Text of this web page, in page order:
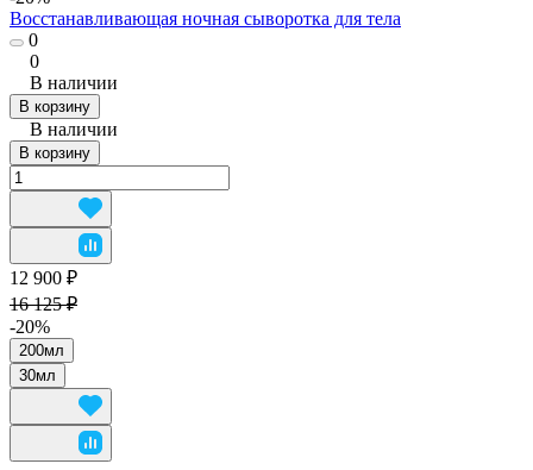
Восстанавливающая ночная сыворотка для тела
0
0
В наличии
В корзину
В наличии
В корзину
12 900 ₽
16 125 ₽
-20%
200мл
30мл